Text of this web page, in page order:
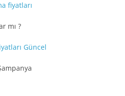
fiyatları
mı ?
Güncel